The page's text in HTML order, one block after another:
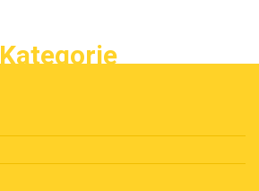
Kategorie